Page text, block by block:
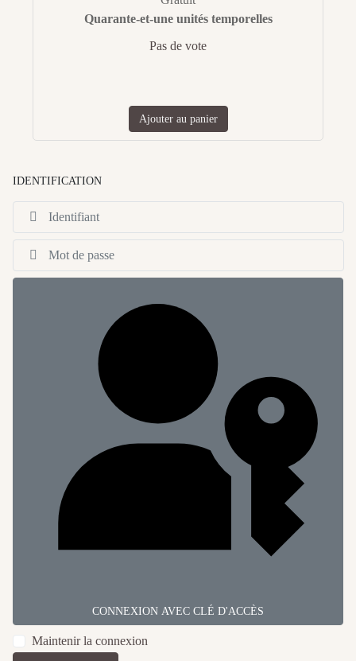
Quarante-et-une unités temporelles
Pas de vote
Ajouter au panier
IDENTIFICATION
CONNEXION AVEC CLÉ D'ACCÈS
Maintenir la connexion